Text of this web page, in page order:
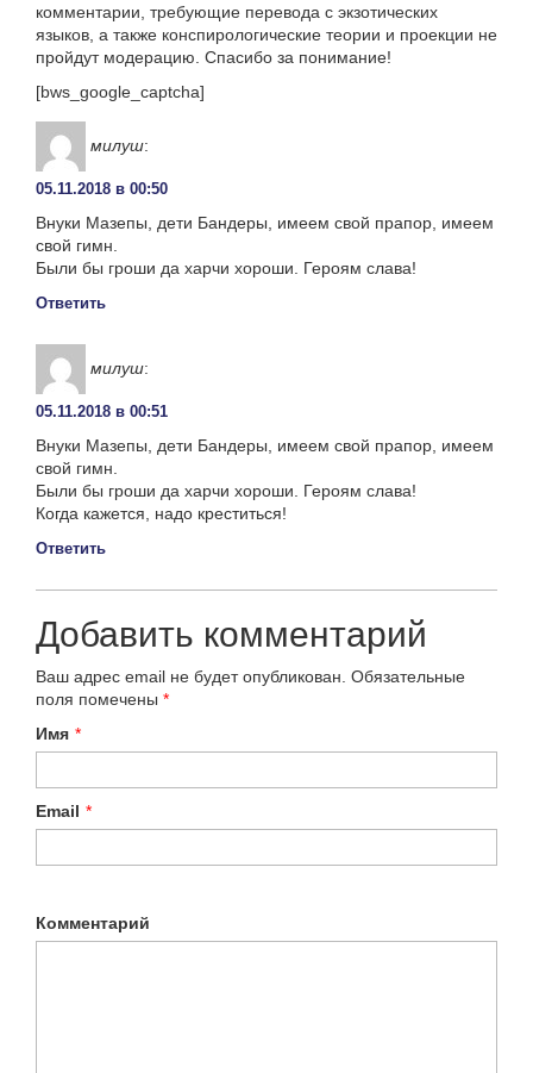
комментарии, требующие перевода с экзотических
языков, а также конспирологические теории и проекции не
пройдут модерацию. Спасибо за понимание!
[bws_google_captcha]
милуш:
05.11.2018 в 00:50
Внуки Мазепы, дети Бандеры, имеем свой прапор, имеем
свой гимн.
Были бы гроши да харчи хороши. Героям слава!
Ответить
милуш:
05.11.2018 в 00:51
Внуки Мазепы, дети Бандеры, имеем свой прапор, имеем
свой гимн.
Были бы гроши да харчи хороши. Героям слава!
Когда кажется, надо креститься!
Ответить
Добавить комментарий
Ваш адрес email не будет опубликован. Обязательные
поля помечены *
Имя *
Email *
Комментарий